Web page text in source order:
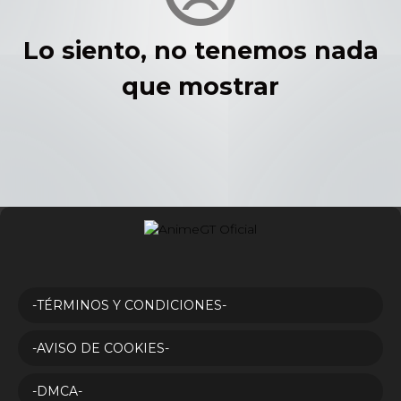
Lo siento, no tenemos nada
que mostrar
-TÉRMINOS Y CONDICIONES-
-AVISO DE COOKIES-
-DMCA-